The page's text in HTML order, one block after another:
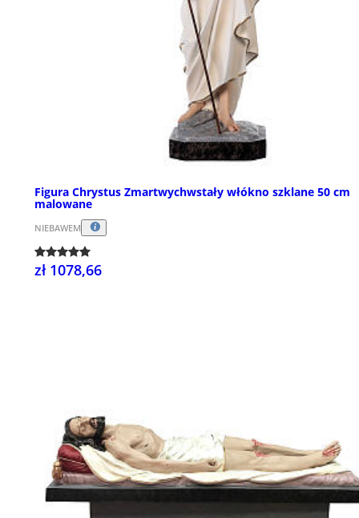
Figura Chrystus Zmartwychwstały włókno szklane 50 cm
malowane
NIEBAWEM
zł 1078,66